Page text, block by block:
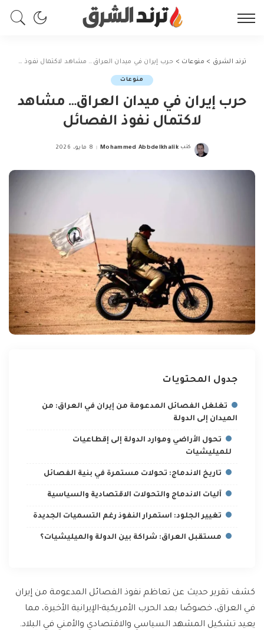
ترند الشرق > منوعات > حرب إيران في ميدان العراق… مشاهد لاكتمال نفوذ الفصائل
منوعات
حرب إيران في ميدان العراق… مشاهد
لاكتمال نفوذ الفصائل
Posted
كتب Mohammed Abbdelkhalik 8 مايو، 2026
جدول المحتويات
تغلغل الفصائل المدعومة من إيران في العراق: من
الميدان إلى الدولة
تحول الأراضي وموارد الدولة إلى إقطاعيات
للميليشيات
تاريخ الاندماج: تحولات مستمرة في بنية الفصائل
آليات الاندماج والتحولات الاقتصادية والسياسية
تغيير الجلود: استمرار النفوذ رغم التسميات الجديدة
مستقبل العراق: شراكة بين الدولة والميليشيات؟
كشف تقرير حديث عن تعاظم نفوذ الفصائل المدعومة من إيران
في العراق، خصوصًا بعد الحرب الأمريكية-الإيرانية الأخيرة، مما
يعيد تشكيل المشهد السياسي والاقتصادي والأمني في البلاد.